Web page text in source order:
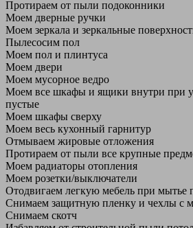
Протираем от пыли подоконники
Моем дверные ручки
Моем зеркала и зеркальные
Пылесосим пол
Моем пол и плинтуса
Моем двери
Моем мусорное ведро
Моем все шкафы и ящики внутри при
пустые
Моем шкафы сверху
Моем весь кухонный гарнитур
Отмываем жировые отложения
Протираем от пыли все крупные
Моем радиаторы отопления
Моем розетки/выключатели
Отодвигаем легкую мебель при мытье
Снимаем защитную пленку и чехлы с
Снимаем скотч